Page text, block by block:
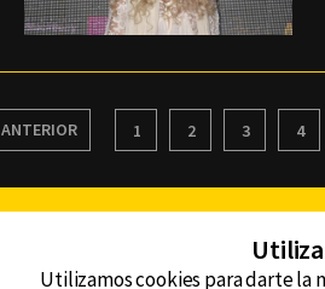
ANTERIOR 1 2 3 4
Utilizamos cookies para darte la